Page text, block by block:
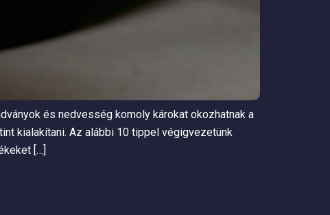
és nedvesség komoly károkat okozhatnak a
kialakítani. Az alábbi 10 tippel végigvezetünk
[…]